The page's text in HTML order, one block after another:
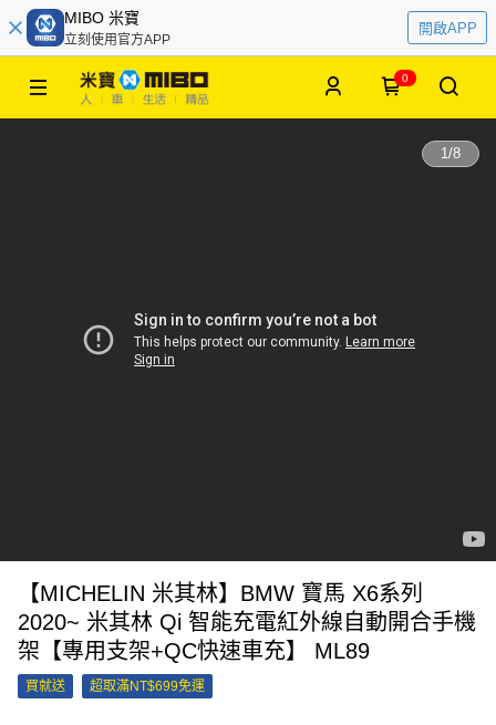
MIBO 米寶
立刻使用官方APP
開啟APP
0
1/8
【MICHELIN 米其林】BMW 寶馬 X6系列
2020~ 米其林 Qi 智能充電紅外線自動開合手機
架【專用支架+QC快速車充】 ML89
買就送 超取滿NT$699免運